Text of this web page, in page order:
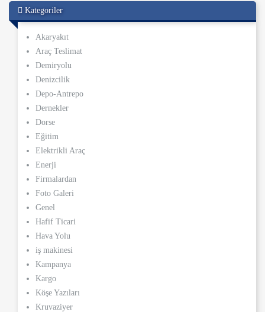
Kategoriler
Akaryakıt
Araç Teslimat
Demiryolu
Denizcilik
Depo-Antrepo
Dernekler
Dorse
Eğitim
Elektrikli Araç
Enerji
Firmalardan
Foto Galeri
Genel
Hafif Ticari
Hava Yolu
iş makinesi
Kampanya
Kargo
Köşe Yazıları
Kruvaziyer